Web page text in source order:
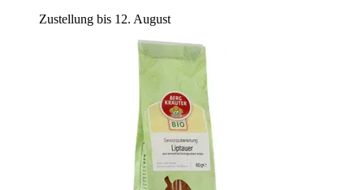
Zustellung bis 12. August